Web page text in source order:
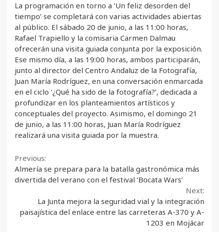
La programación en torno a ‘Un feliz desorden del
tiempo’ se completará con varias actividades abiertas
al público. El sábado 20 de junio, a las 11:00 horas,
Rafael Trapiello y la comisaria Carmen Dalmau
ofrecerán una visita guiada conjunta por la exposición.
Ese mismo día, a las 19:00 horas, ambos participarán,
junto al director del Centro Andaluz de la Fotografía,
Juan María Rodríguez, en una conversación enmarcada
en el ciclo ‘¿Qué ha sido de la fotografía?’, dedicada a
profundizar en los planteamientos artísticos y
conceptuales del proyecto. Asimismo, el domingo 21
de junio, a las 11:00 horas, Juan María Rodríguez
realizará una visita guiada por la muestra.
Continue
Reading
Previous:
Almería se prepara para la batalla gastronómica más
divertida del verano con el festival ‘Bocata Wars’
Next:
La Junta mejora la seguridad vial y la integración
paisajística del enlace entre las carreteras A-370 y A-
1203 en Mojácar